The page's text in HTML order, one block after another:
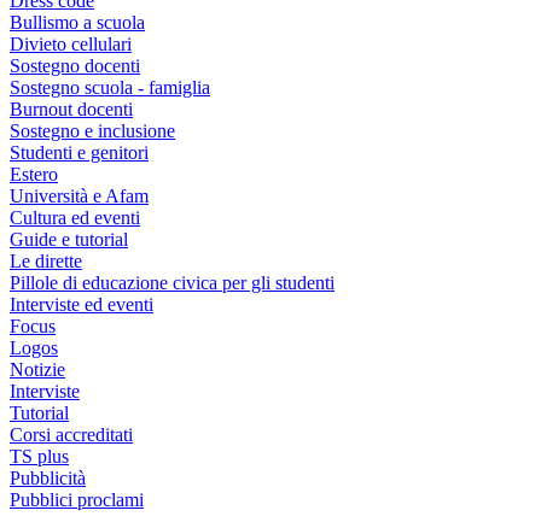
Bullismo a scuola
Divieto cellulari
Sostegno docenti
Sostegno scuola - famiglia
Burnout docenti
Sostegno e inclusione
Studenti e genitori
Estero
Università e Afam
Cultura ed eventi
Guide e tutorial
Le dirette
Pillole di educazione civica per gli studenti
Interviste ed eventi
Focus
Logos
Notizie
Interviste
Tutorial
Corsi accreditati
TS plus
Pubblicità
Pubblici proclami